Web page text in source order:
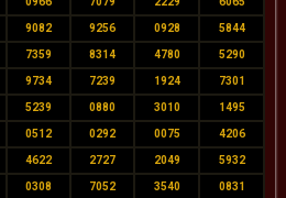
9082 9256 0928 5844
7359 8314 4780 5290
9734 7239 1924 7301
5239 0880 3010 1495
0512 0292 0075 4206
4622 2727 2049 5932
0308 7052 3540 0831